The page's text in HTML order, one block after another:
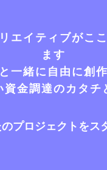
エイティブがこ
ます
一緒に自由に創
資金調達のカタチ
プロジェクトをス